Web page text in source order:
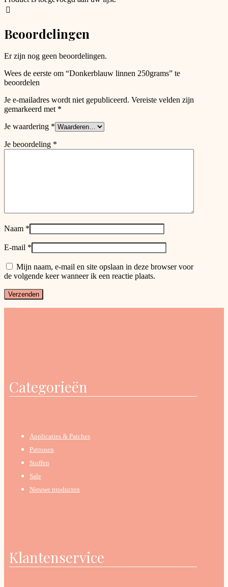
Beoordelingen
Er zijn nog geen beoordelingen.
Wees de eerste om “Donkerblauw linnen 250grams” te
beoordelen
Je e-mailadres wordt niet gepubliceerd. Vereiste velden zijn
gemarkeerd met *
Je waardering *
Je beoordeling *
Naam *
E-mail *
Mijn naam, e-mail en site opslaan in deze browser voor
de volgende keer wanneer ik een reactie plaats.
Categorieën
Applicaties & Patches
Patronen
Stoffen
Sale
Nieuwe producten
Klantenservice